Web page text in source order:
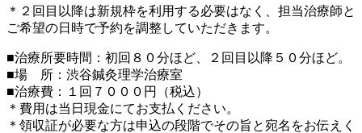
＊２回目以降は新規枠を利用する必要はなく、担当治療師と
ご希望の日時で予約を調整していただきます。
■治療所要時間：初回８０分ほど、２回目以降５０分ほど。
■場 所：渋谷鍼灸理学治療室
■治療費：１回７０００円（税込）
＊費用は当日現金にてお支払ください。
＊領収証が必要な方は申込の段階でその旨と宛名をお伝えく